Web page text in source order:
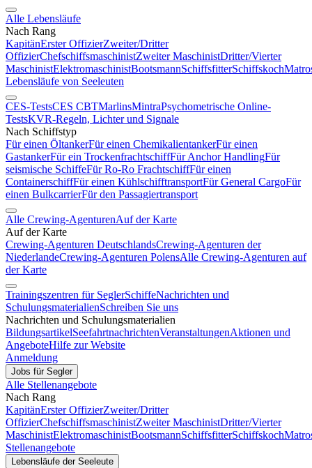
Alle Lebensläufe
Nach Rang
KapitänErster OffizierZweiter/Dritter
OffizierChefschiffsmaschinistZweiter MaschinistDritter/Vierter
MaschinistElektromaschinistBootsmannSchiffsfitterSchiffskoch
Lebensläufe von Seeleuten
CES-TestsCES CBTMarlinsMintraPsychometrische Online-
TestsKVR-Regeln, Lichter und Signale
Nach Schiffstyp
Für einen ÖltankerFür einen ChemikalientankerFür einen
GastankerFür ein TrockenfrachtschiffFür Anchor HandlingFür
seismische SchiffeFür Ro-Ro FrachtschiffFür einen
ContainerschiffFür einen KühlschifftransportFür General CargoFür
einen BulkcarrierFür den Passagiertransport
Alle Crewing-AgenturenAuf der Karte
Auf der Karte
Crewing-Agenturen DeutschlandsCrewing-Agenturen der
NiederlandeCrewing-Agenturen PolensAlle Crewing-Agenturen auf
der Karte
Trainingszentren für SeglerSchiffeNachrichten und
SchulungsmaterialienSchreiben Sie uns
Nachrichten und Schulungsmaterialien
BildungsartikelSeefahrtnachrichtenVeranstaltungenAktionen und
AngeboteHilfe zur Website
Anmeldung
Jobs für Segler
Alle Stellenangebote
Nach Rang
KapitänErster OffizierZweiter/Dritter
OffizierChefschiffsmaschinistZweiter MaschinistDritter/Vierter
MaschinistElektromaschinistBootsmannSchiffsfitterSchiffskoch
Stellenangebote
Lebensläufe der Seeleute